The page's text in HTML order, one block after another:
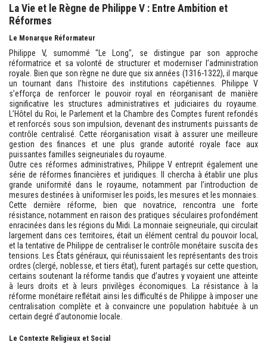
La Vie et le Règne de Philippe V : Entre Ambition et
Réformes
Le Monarque Réformateur
Philippe V, surnommé "Le Long", se distingue par son approche
réformatrice et sa volonté de structurer et moderniser l’administration
royale. Bien que son règne ne dure que six années (1316-1322), il marque
un tournant dans l’histoire des institutions capétiennes. Philippe V
s’efforça de renforcer le pouvoir royal en réorganisant de manière
significative les structures administratives et judiciaires du royaume.
L’Hôtel du Roi, le Parlement et la Chambre des Comptes furent refondés
et renforcés sous son impulsion, devenant des instruments puissants de
contrôle centralisé. Cette réorganisation visait à assurer une meilleure
gestion des finances et une plus grande autorité royale face aux
puissantes familles seigneuriales du royaume.
Outre ces réformes administratives, Philippe V entreprit également une
série de réformes financières et juridiques. Il chercha à établir une plus
grande uniformité dans le royaume, notamment par l’introduction de
mesures destinées à uniformiser les poids, les mesures et les monnaies.
Cette dernière réforme, bien que novatrice, rencontra une forte
résistance, notamment en raison des pratiques séculaires profondément
enracinées dans les régions du Midi. La monnaie seigneuriale, qui circulait
largement dans ces territoires, était un élément central du pouvoir local,
et la tentative de Philippe de centraliser le contrôle monétaire suscita des
tensions. Les États généraux, qui réunissaient les représentants des trois
ordres (clergé, noblesse, et tiers état), furent partagés sur cette question,
certains soutenant la réforme tandis que d’autres y voyaient une atteinte
à leurs droits et à leurs privilèges économiques. La résistance à la
réforme monétaire reflétait ainsi les difficultés de Philippe à imposer une
centralisation complète et à convaincre une population habituée à un
certain degré d’autonomie locale.
Le Contexte Religieux et Social